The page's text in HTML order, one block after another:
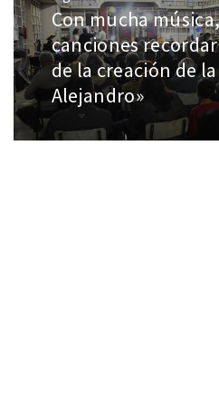
Con mucha
canciones
de la creación de
Alejandro»